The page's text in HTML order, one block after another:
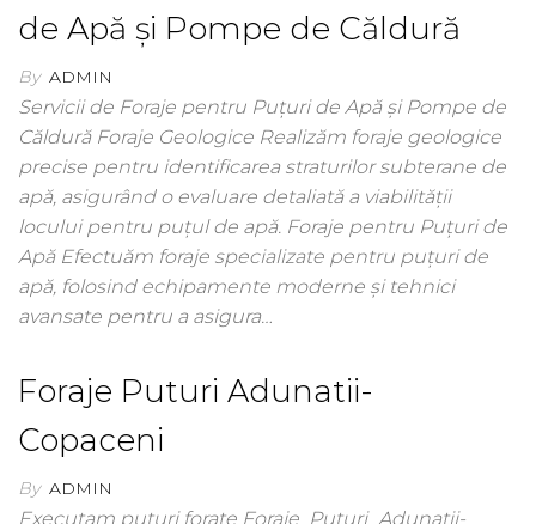
de Apă și Pompe de Căldură
By ADMIN
Servicii de Foraje pentru Puțuri de Apă și Pompe de
Căldură Foraje Geologice Realizăm foraje geologice
precise pentru identificarea straturilor subterane de
apă, asigurând o evaluare detaliată a viabilității
locului pentru puțul de apă. Foraje pentru Puțuri de
Apă Efectuăm foraje specializate pentru puțuri de
apă, folosind echipamente moderne și tehnici
avansate pentru a asigura…
Foraje Puturi Adunatii-
Copaceni
By ADMIN
Executam puturi forate Foraje_Puturi_Adunatii-